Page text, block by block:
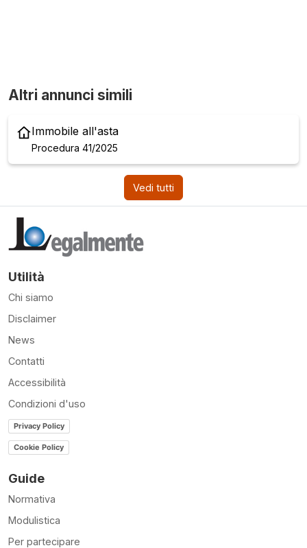
Altri annunci simili
Immobile all'asta
Procedura 41/2025
Vedi tutti
Utilità
Chi siamo
Disclaimer
News
Contatti
Accessibilità
Condizioni d'uso
Privacy Policy
Cookie Policy
Guide
Normativa
Modulistica
Per partecipare